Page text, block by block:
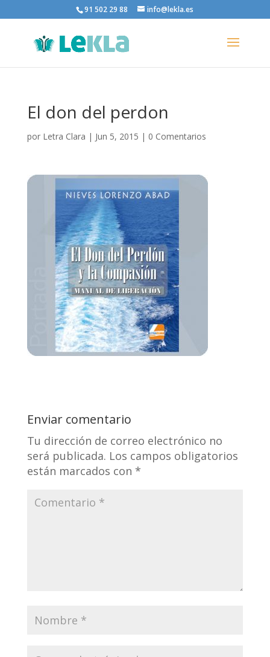
91 502 29 88 info@lekla.es
El don del perdon
por Letra Clara | Jun 5, 2015 | 0 Comentarios
Enviar comentario
Tu dirección de correo electrónico no
será publicada. Los campos obligatorios
están marcados con *